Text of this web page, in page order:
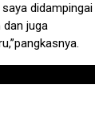
didampingai
dan juga